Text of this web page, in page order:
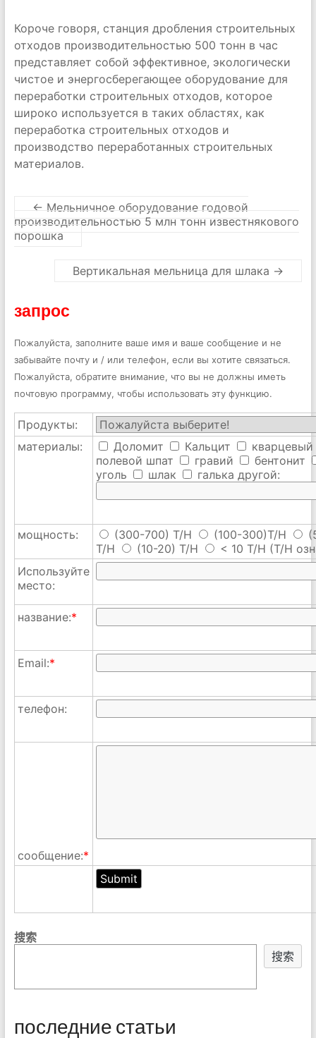
Короче говоря, станция дробления строительных
отходов производительностью 500 тонн в час
представляет собой эффективное, экологически
чистое и энергосберегающее оборудование для
переработки строительных отходов, которое
широко используется в таких областях, как
переработка строительных отходов и
производство переработанных строительных
материалов.
← Мельничное оборудование годовой
производительностью 5 млн тонн известнякового
порошка
Вертикальная мельница для шлака →
запрос
Пожалуйста, заполните ваше имя и ваше сообщение и не
забывайте почту и / или телефон, если вы хотите связаться.
Пожалуйста, обратите внимание, что вы не должны иметь
почтовую программу, чтобы использовать эту функцию.
Продукты:
материалы:
Доломит Кальцит
кварцевый
полевой шпат
гравий
бентонит
уголь
шлак галька другой:
мощность: (300-700) T/H (100-300)T/H
T/H
(10-20) T/H < 10 T/H (T/H
Используйте
место:
название:*
Email:*
телефон:
сообщение:*
搜索
搜索
последние статьи